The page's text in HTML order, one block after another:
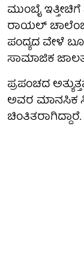
ಮುಂಬೈ
ರಾಯಲ್
ಪಂದ್ಯದ ವೇಳೆ
ಸಾಮಾಜಿಕ
ಪ್ರಪಂಚದ
ಅವರ ಮಾನಸಿಕ
ಚಿಂತಿತರಾಗಿದ್ದಾರೆ.